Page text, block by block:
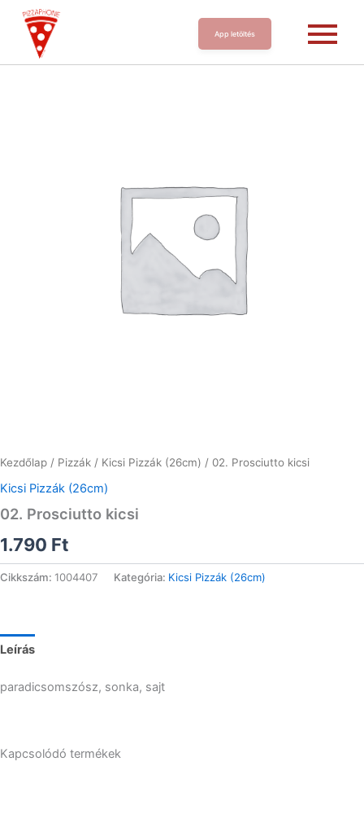
App letöltés
Kezdőlap / Pizzák / Kicsi Pizzák (26cm) / 02. Prosciutto kicsi
Kicsi Pizzák (26cm)
02. Prosciutto kicsi
1.790 Ft
Cikkszám: 1004407 Kategória: Kicsi Pizzák (26cm)
Leírás
paradicsomszósz, sonka, sajt
Kapcsolódó termékek